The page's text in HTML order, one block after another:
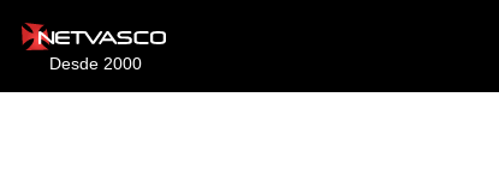
Desde 2000